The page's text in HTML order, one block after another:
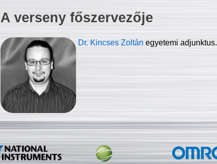
A verseny főszervezője
Dr. Kincses Zoltán egyetemi adjunktus.